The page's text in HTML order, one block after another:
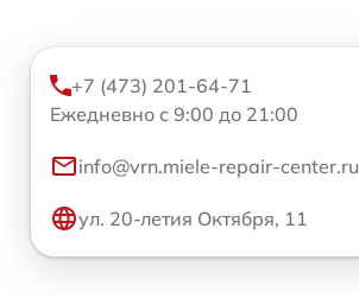
+7 (473) 201-64-71
Ежедневно с 9:00 до 21:00
info@vrn.miele-repair-center.ru
ул. 20-летия Октября, 11